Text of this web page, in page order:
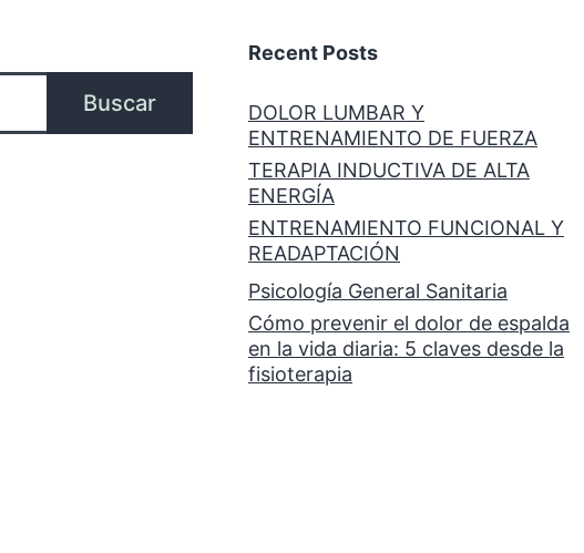
Buscar
Recent Posts
DOLOR LUMBAR Y
ENTRENAMIENTO DE FUERZA
TERAPIA INDUCTIVA DE ALTA
ENERGÍA
ENTRENAMIENTO FUNCIONAL Y
READAPTACIÓN
Psicología General Sanitaria
Cómo prevenir el dolor de espalda
en la vida diaria: 5 claves desde la
fisioterapia